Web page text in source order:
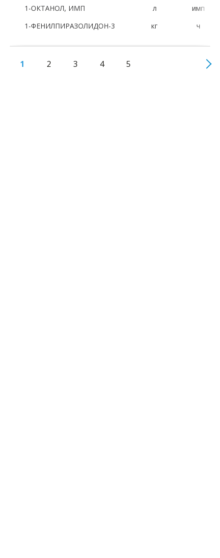
1-ОКТАНОЛ, ИМП
л
имп
1-ФЕНИЛПИРАЗОЛИДОН-3
кг ч
1 2 3 4 5